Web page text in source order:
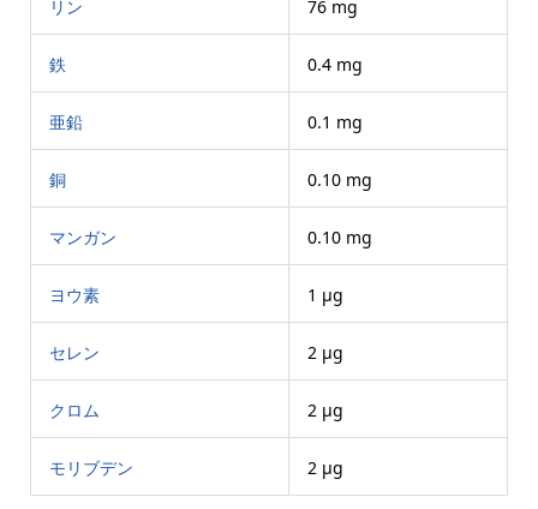
リン 76 mg
鉄 0.4 mg
亜鉛 0.1 mg
銅 0.10 mg
マンガン 0.10 mg
ヨウ素 1 μg
セレン 2 μg
クロム 2 μg
モリブデン 2 μg